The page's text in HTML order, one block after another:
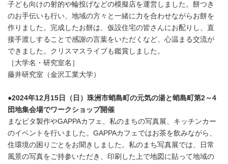
子ども向けの射的や輪投げなどの模擬店を運営しました。餅つき
のお手伝いも行い、地域の方々と一緒に力を合わせながらお餅を
作りました。完成したお餅は、仮設住宅の皆さんにお配りし、直
接手渡しすることで感謝の言葉をいただくなど、心温まる交流が
できました。クリスマスライブも鑑賞しました。
［大学名・研究室名］
藤井研究室（金沢工業大学）
●2024年12月15日（日）珠洲市蛸島町の元気の湯と蛸島町第2～4
団地集会場でワークショップ開催
まなピタ製作やGAPPAカフェ、私のまちの写真展、キッチンカー
のイベントを行いました。GAPPAカフェではお茶を飲みながら、
住環境の困りごとをお聞きしました。私のまち写真展では、日常
風景の写真をご持参いただき、印刷した上で地図に貼って地域の